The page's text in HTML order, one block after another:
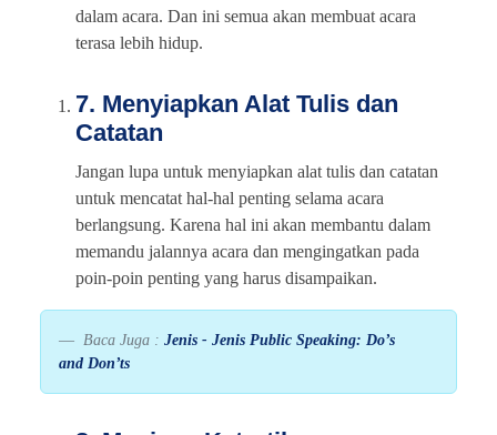
dalam acara. Dan ini semua akan membuat acara
terasa lebih hidup.
7. Menyiapkan Alat Tulis dan
Catatan
Jangan lupa untuk menyiapkan alat tulis dan catatan
untuk mencatat hal-hal penting selama acara
berlangsung. Karena hal ini akan membantu dalam
memandu jalannya acara dan mengingatkan pada
poin-poin penting yang harus disampaikan.
Baca Juga : Jenis - Jenis Public Speaking: Do’s
and Don’ts